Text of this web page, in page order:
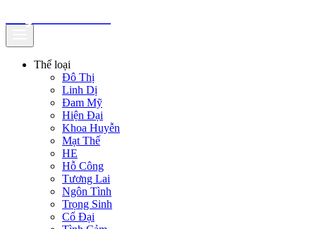
Thể loại
Đô Thị
Linh Dị
Đam Mỹ
Hiện Đại
Khoa Huyễn
Mạt Thế
HE
Hỗ Công
Tương Lai
Ngôn Tình
Trọng Sinh
Cổ Đại